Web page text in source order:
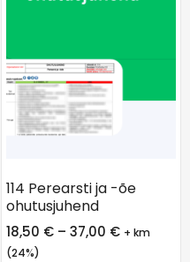
114 Perearsti ja -õe
ohutusjuhend
18,50 € – 37,00 € + km
(24%)